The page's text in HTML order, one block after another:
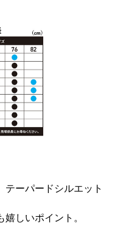
テーパードシルエット
しいポイント。